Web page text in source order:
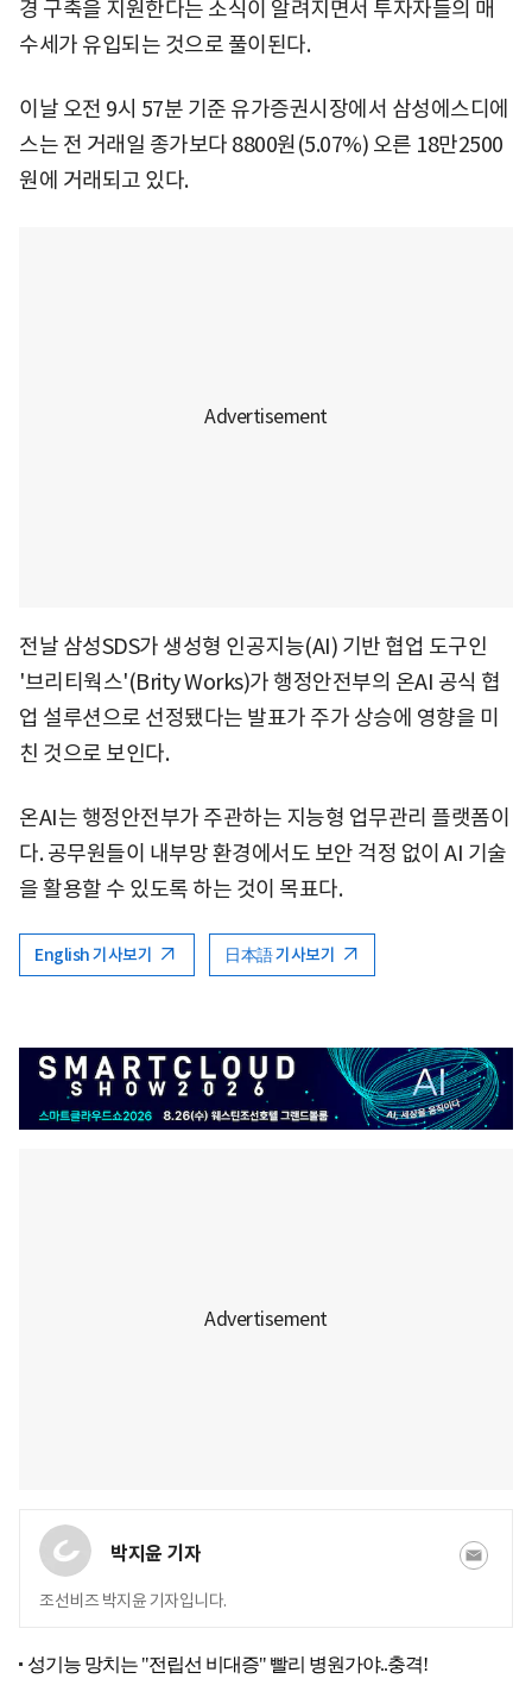
경 구축을 지원한다는 소식이 알려지면서 투자자들의 매
수세가 유입되는 것으로 풀이된다.
이날 오전 9시 57분 기준 유가증권시장에서 삼성에스디에
스는 전 거래일 종가보다 8800원(5.07%) 오른 18만2500
원에 거래되고 있다.
전날 삼성SDS가 생성형 인공지능(AI) 기반 협업 도구인
'브리티웍스'(Brity Works)가 행정안전부의 온AI 공식 협
업 설루션으로 선정됐다는 발표가 주가 상승에 영향을 미
친 것으로 보인다.
온AI는 행정안전부가 주관하는 지능형 업무관리 플랫폼이
다. 공무원들이 내부망 환경에서도 보안 걱정 없이 AI 기술
을 활용할 수 있도록 하는 것이 목표다.
English 기사보기 日本語 기사보기
박지윤 기자
조선비즈 박지윤 기자입니다.